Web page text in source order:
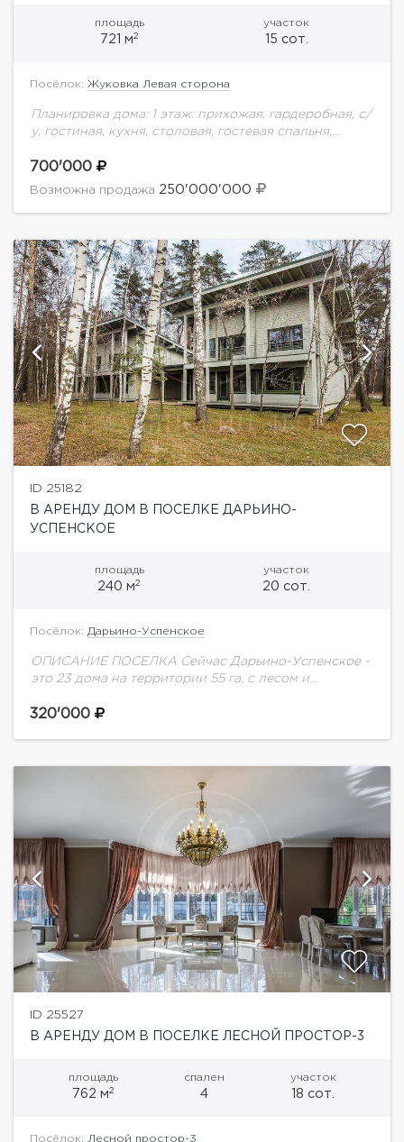
площадь
721 м2
участок
15 сот.
Посёлок: Жуковка Левая сторона
Планировка дома: 1 этаж: прихожая, гардеробная, с/
у, гостиная, кухня, столовая, гостевая спальня,
комнаты, гардеробная. Мансарда: холл, кабинет, 3...
700'000
Возможна продажа 250'000'000
ID 25182
В АРЕНДУ ДОМ В ПОСЕЛКЕ ДАРЬИНО-
УСПЕНСКОЕ
площадь
240 м2
участок
20 сот.
Посёлок: Дарьино-Успенское
ОПИСАНИЕ ПОСЕЛКА Сейчас Дарьино-Успенское -
это 23 дома на территории 55 га, с лесом и
инфраструктура. Элитное окружение.
320'000
ID 25527
В АРЕНДУ ДОМ В ПОСЕЛКЕ ЛЕСНОЙ ПРОСТОР-3
площадь
762 м2
спален
4
участок
18 сот.
Посёлок: Лесной простор-3